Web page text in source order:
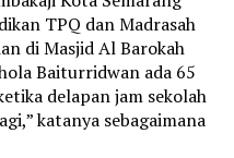
TPQ dan Madrasah
di Masjid Al Barokah
Baiturridwan ada 65
delapan jam sekolah
katanya sebagaimana